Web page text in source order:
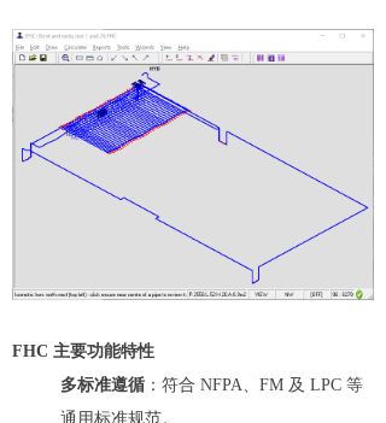
FHC 主要功能特性
多标准遵循 ：符合 NFPA、FM 及 LPC 等
通用标准规范。